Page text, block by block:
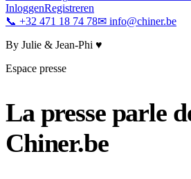
InloggenRegistreren
📞 +32 471 18 74 78✉ info@chiner.be
By Julie & Jean-Phi ♥
Espace presse
La presse parle
Chiner.be